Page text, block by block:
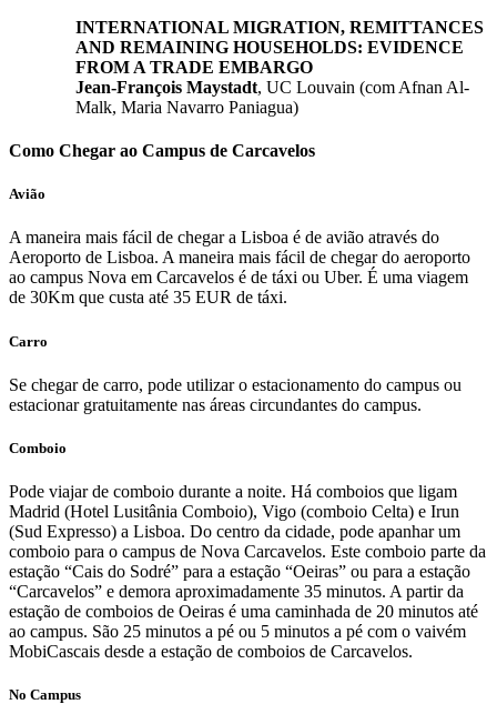
INTERNATIONAL MIGRATION, REMITTANCES
AND REMAINING HOUSEHOLDS: EVIDENCE
FROM A TRADE EMBARGO
Jean-François Maystadt, UC Louvain (com Afnan Al-
Malk, Maria Navarro Paniagua)
Como Chegar ao Campus de Carcavelos
Avião
A maneira mais fácil de chegar a Lisboa é de avião através do
Aeroporto de Lisboa. A maneira mais fácil de chegar do aeroporto
ao campus Nova em Carcavelos é de táxi ou Uber. É uma viagem
de 30Km que custa até 35 EUR de táxi.
Carro
Se chegar de carro, pode utilizar o estacionamento do campus ou
estacionar gratuitamente nas áreas circundantes do campus.
Comboio
Pode viajar de comboio durante a noite. Há comboios que ligam
Madrid (Hotel Lusitânia Comboio), Vigo (comboio Celta) e Irun
(Sud Expresso) a Lisboa. Do centro da cidade, pode apanhar um
comboio para o campus de Nova Carcavelos. Este comboio parte da
estação “Cais do Sodré” para a estação “Oeiras” ou para a estação
“Carcavelos” e demora aproximadamente 35 minutos. A partir da
estação de comboios de Oeiras é uma caminhada de 20 minutos até
ao campus. São 25 minutos a pé ou 5 minutos a pé com o vaivém
MobiCascais desde a estação de comboios de Carcavelos.
No Campus